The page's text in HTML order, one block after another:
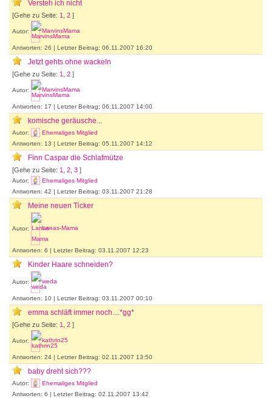
Versteh ich nicht
[Gehe zu Seite: 1 2 ]
Autor: MarvinsMama
Antworten: 26 | Letzter Beitrag: 06.11.2007 16:20
Jetzt gehts ohne wackeln
[Gehe zu Seite: 1 2 ]
Autor: MarvinsMama
Antworten: 17 | Letzter Beitrag: 06.11.2007 14:00
komische geräusche...
Autor:
Ehemaliges Mitglied
Antworten: 13 | Letzter Beitrag: 05.11.2007 14:12
Finn Caspar die Schlafmütze
[Gehe zu Seite: 1 2 3 ]
Autor:
Ehemaliges Mitglied
Antworten: 42 | Letzter Beitrag: 03.11.2007 21:28
Meine neuen Ticker
Autor: Lanas-Mama
Antworten: 6 | Letzter Beitrag: 03.11.2007 12:23
Kinder Haare schneiden?
Autor: weda
Antworten: 10 | Letzter Beitrag: 03.11.2007 00:10
emma schläft immer noch....*gg*
[Gehe zu Seite: 1 2 ]
Autor: kathrin25
Antworten: 24 | Letzter Beitrag: 02.11.2007 13:50
baby dreht sich???
Autor:
Ehemaliges Mitglied
Antworten: 6 | Letzter Beitrag: 02.11.2007 13:42